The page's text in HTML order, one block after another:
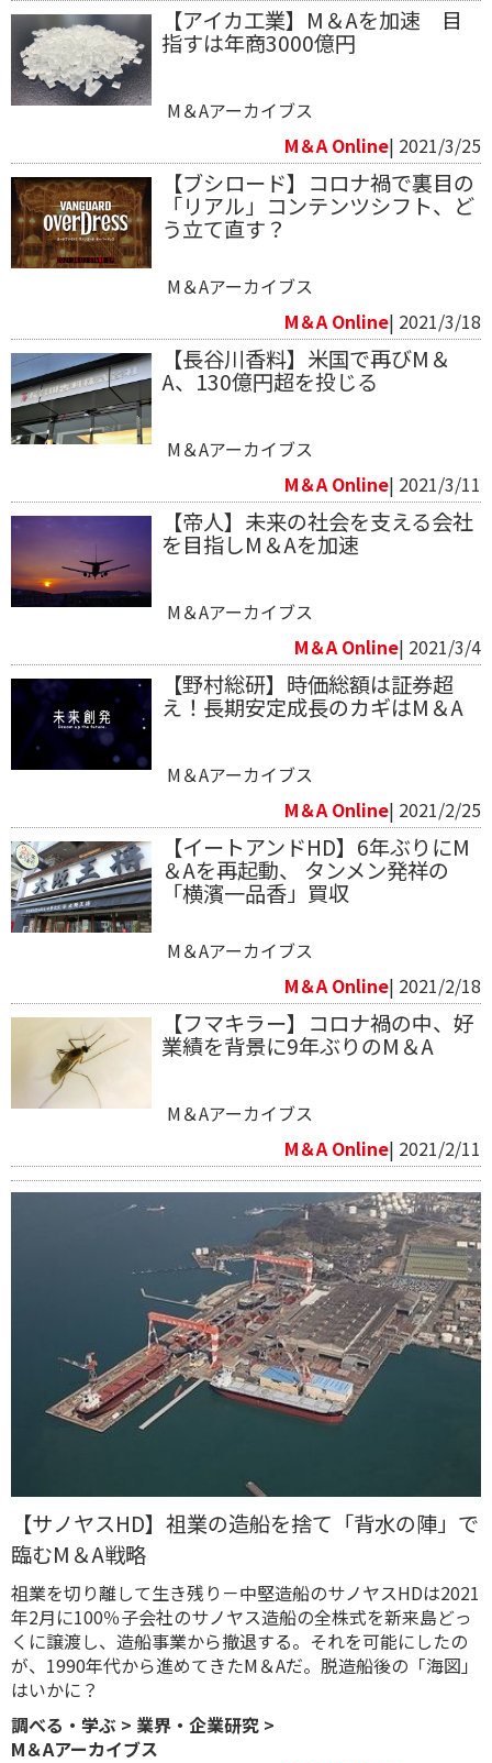
【アイカ工業】M＆Aを加速 目
指すは年商3000億円
M＆Aアーカイブス
M＆A Online| 2021/3/25
【ブシロード】コロナ禍で裏目の
「リアル」コンテンツシフト、ど
う立て直す？
M＆Aアーカイブス
M＆A Online| 2021/3/18
【長谷川香料】米国で再びM＆
A、130億円超を投じる
M＆Aアーカイブス
M＆A Online| 2021/3/11
【帝人】未来の社会を支える会社
を目指しM＆Aを加速
M＆Aアーカイブス
M＆A Online| 2021/3/4
【野村総研】時価総額は証券超
え！長期安定成長のカギはM＆A
M＆Aアーカイブス
M＆A Online| 2021/2/25
【イートアンドHD】6年ぶりにM
＆Aを再起動、 タンメン発祥の
「横濱一品香」買収
M＆Aアーカイブス
M＆A Online| 2021/2/18
【フマキラー】コロナ禍の中、好
業績を背景に9年ぶりのM＆A
M＆Aアーカイブス
M＆A Online| 2021/2/11
【サノヤスHD】祖業の造船を捨て「背水の陣」で
臨むM＆A戦略
祖業を切り離して生き残り－中堅造船のサノヤスHDは2021
年2月に100％子会社のサノヤス造船の全株式を新来島どっ
くに譲渡し、造船事業から撤退する。それを可能にしたの
が、1990年代から進めてきたM＆Aだ。脱造船後の「海図」
はいかに？
調べる・学ぶ > 業界・企業研究 >
M＆Aアーカイブス